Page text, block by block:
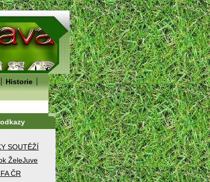
Historie
SOUTĚŽÍ
ŽeleJuve
ČR